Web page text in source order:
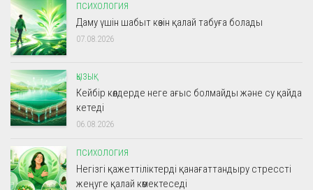
ПСИХОЛОГИЯ
Даму үшін шабыт көзін қалай табуға болады
07.08.2026
ҚЫЗЫҚ
Кейбір көлдерде неге ағыс болмайды және су қайда
кетеді
06.08.2026
ПСИХОЛОГИЯ
Негізгі қажеттіліктерді қанағаттандыру стрессті
жеңуге қалай көмектеседі